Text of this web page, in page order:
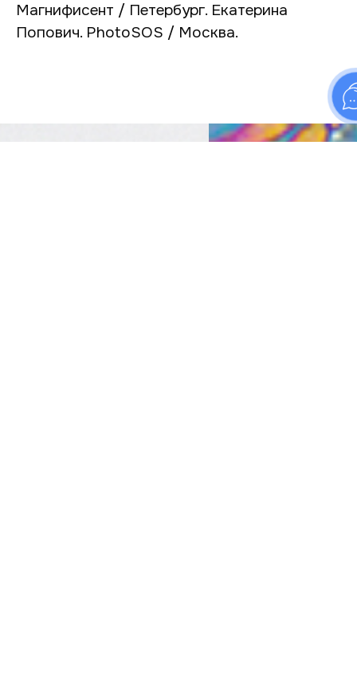
Магнифисент / Петербург. Екатерина
Попович. PhotoSOS / Москва.